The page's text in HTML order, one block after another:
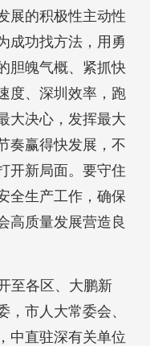
展的积极性主动性
成功找方法，用勇
胆魄气概、紧抓快
度、深圳效率，跑
大决心，发挥最大
奏赢得快发展，不
开新局面。要守住
全生产工作，确保
高质量发展营造良
至各区、大鹏新
，市人大常委会、
中直驻深有关单位